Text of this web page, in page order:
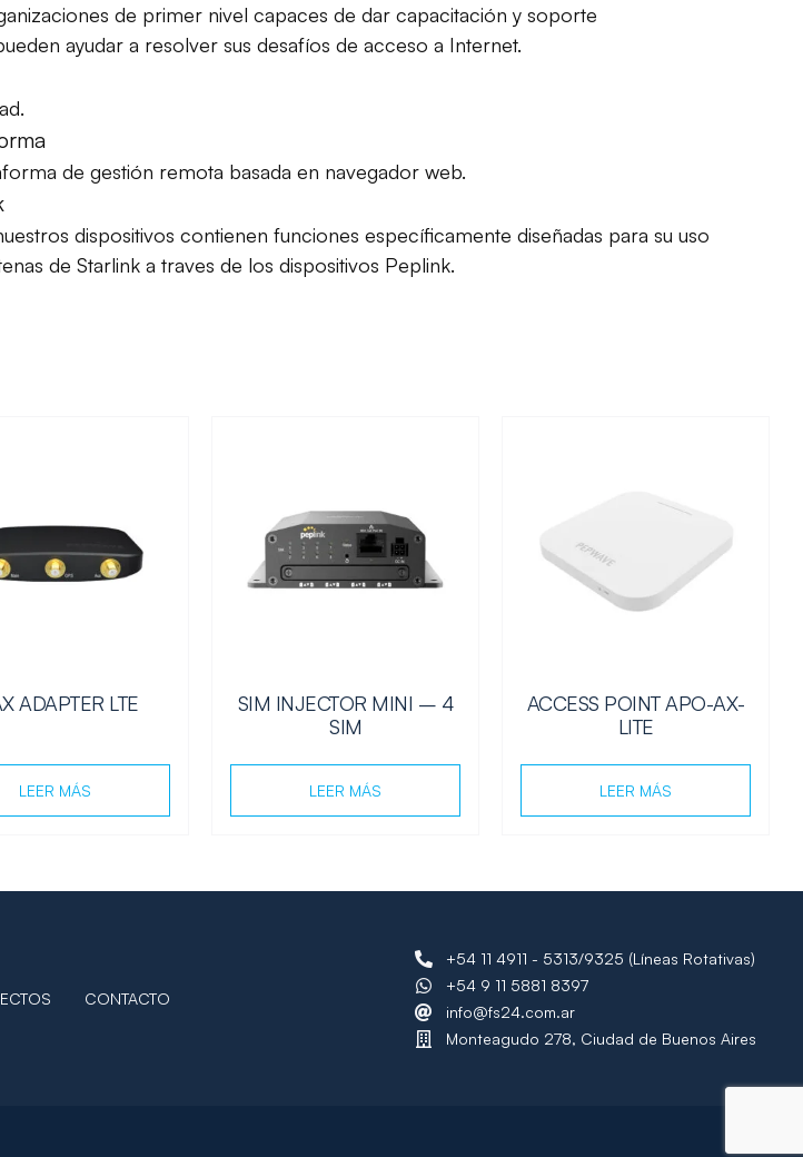
de primer nivel capaces de dar capacitación y soporte
ayudar a resolver sus desafíos de acceso a Internet.
de gestión remota basada en navegador web.
dispositivos contienen funciones específicamente diseñadas para su uso
de Starlink a traves de los dispositivos Peplink.
ADAPTER LTE
LEER MÁS
SIM INJECTOR MINI – 4
SIM
LEER MÁS
ACCESS POINT APO-AX-
LITE
LEER MÁS
CONTACTO
+54 11 4911 - 5313/9325 (Líneas Rotativas)
+54 9 11 5881 8397
info@fs24.com.ar
Monteagudo 278, Ciudad de Buenos Aires